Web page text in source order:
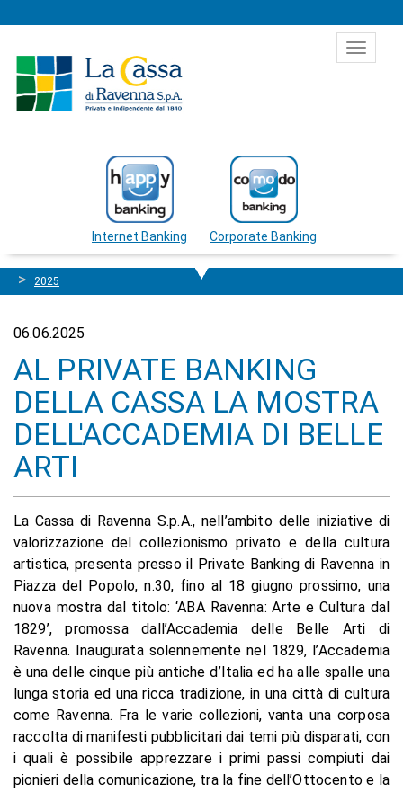
Toggle
Internet Banking Corporate Banking
2025
06.06.2025
AL PRIVATE BANKING
DELLA CASSA LA MOSTRA
DELL'ACCADEMIA DI BELLE
ARTI
La Cassa di Ravenna S.p.A., nell’ambito delle iniziative di
valorizzazione del collezionismo privato e della cultura
artistica, presenta presso il Private Banking di Ravenna in
Piazza del Popolo, n.30, fino al 18 giugno prossimo, una
nuova mostra dal titolo: ‘ABA Ravenna: Arte e Cultura dal
1829’, promossa dall’Accademia delle Belle Arti di
Ravenna. Inaugurata solennemente nel 1829, l’Accademia
è una delle cinque più antiche d’Italia ed ha alle spalle una
lunga storia ed una ricca tradizione, in una città di cultura
come Ravenna. Fra le varie collezioni, vanta una corposa
raccolta di manifesti pubblicitari dai temi più disparati, con
i quali è possibile apprezzare i primi passi compiuti dai
pionieri della comunicazione, tra la fine dell’Ottocento e la